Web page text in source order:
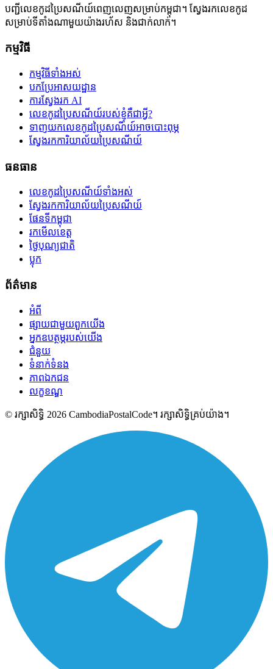
បញ្ជីលេខកូដប្រៃសណីយ៍ពេញលេញសម្រាប់កម្ពុជា។ ស្វែងរកលេខកូដ
សម្រាប់ទីតាំងណាមួយយ៉ាងរហ័ស និងជាក់លាក់។
កម្មវិធី
កម្មវិធីទាំងអស់
បកប្រែអាសយដ្ឋាន
ការស្វែងរក AI
លេខកូដប្រៃសណីយ៍របស់ខ្ញុំគឺជាអ្វី?
ទាញយកលេខកូដប្រៃសណីយ៍អាចបោះពុម្ភ
ស្វែងរកការិយាល័យប្រៃសណីយ៍
ធនធាន
លេខកូដប្រៃសណីយ៍ទាំងអស់
ស្វែងរកការិយាល័យប្រៃសណីយ៍
ផែនទីកម្ពុជា
រកមើលខេត្ត
ថ្ងៃបុណ្យជាតិ
ប្លុក
ព័ត៌មាន
អំពី
ផ្សាយជាមួយពួកយើង
អ្នកឧបត្ថម្ភរបស់យើង
ជំនួយ
ទំនាក់ទំនង
ភាពឯកជន
លក្ខខណ្ឌ
© រក្សាសិទ្ធិ 2026 CambodiaPostalCode។ រក្សាសិទ្ធិគ្រប់យ៉ាង។